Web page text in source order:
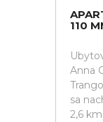
110
Anna
sa
2,6